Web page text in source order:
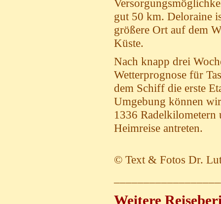
gut 50 km. Deloraine
größere Ort auf dem
Küste.
Nach knapp drei
Wetterprognose für
dem Schiff die erste
Umgebung können
1336 Radelkilometern
Heimreise antreten.
© Text & Fotos Dr.
Weitere